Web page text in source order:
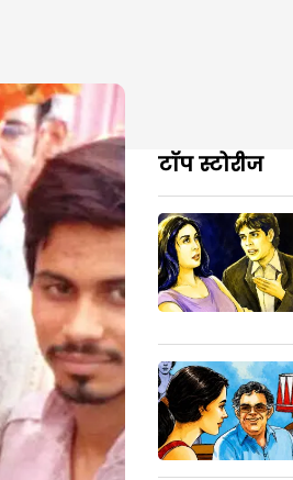
टॉप स्टोरीज